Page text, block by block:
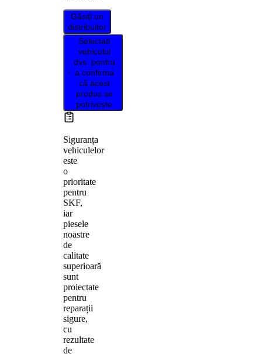
Găsiți un
distribuitor
Selectați
vehiculul
dvs. pentru
a confirma
că acest
produs se
potrivește
Siguranța
vehiculelor
este
o
prioritate
pentru
SKF,
iar
piesele
noastre
de
calitate
superioară
sunt
proiectate
pentru
reparații
sigure,
cu
rezultate
de